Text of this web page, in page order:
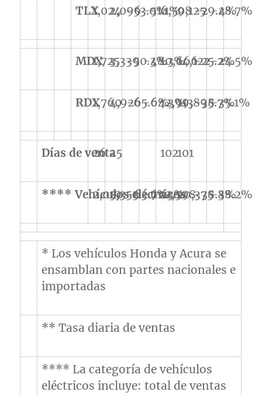
TLX1,0242,096-53.0%
-51.1%
6,5089,125-29.4%
-28.7%
MDX1,7253,339-50.3%
-48.3%
10,666
14,122-25.2%
-24.5%
RDX1,7604,926-65.6%
-64.3%
12,91319,898
-35.7%
-35.1%
Días de venta
26 25 102101
**** Vehículos eléctricos
2,0195,355-63.7%
-62.3%
12,59820,375-38.8%
-38.2%
* Los vehículos Honda y Acura se
ensamblan con partes nacionales e
importadas
** Tasa diaria de ventas
**** La categoría de vehículos
eléctricos incluye: total de ventas